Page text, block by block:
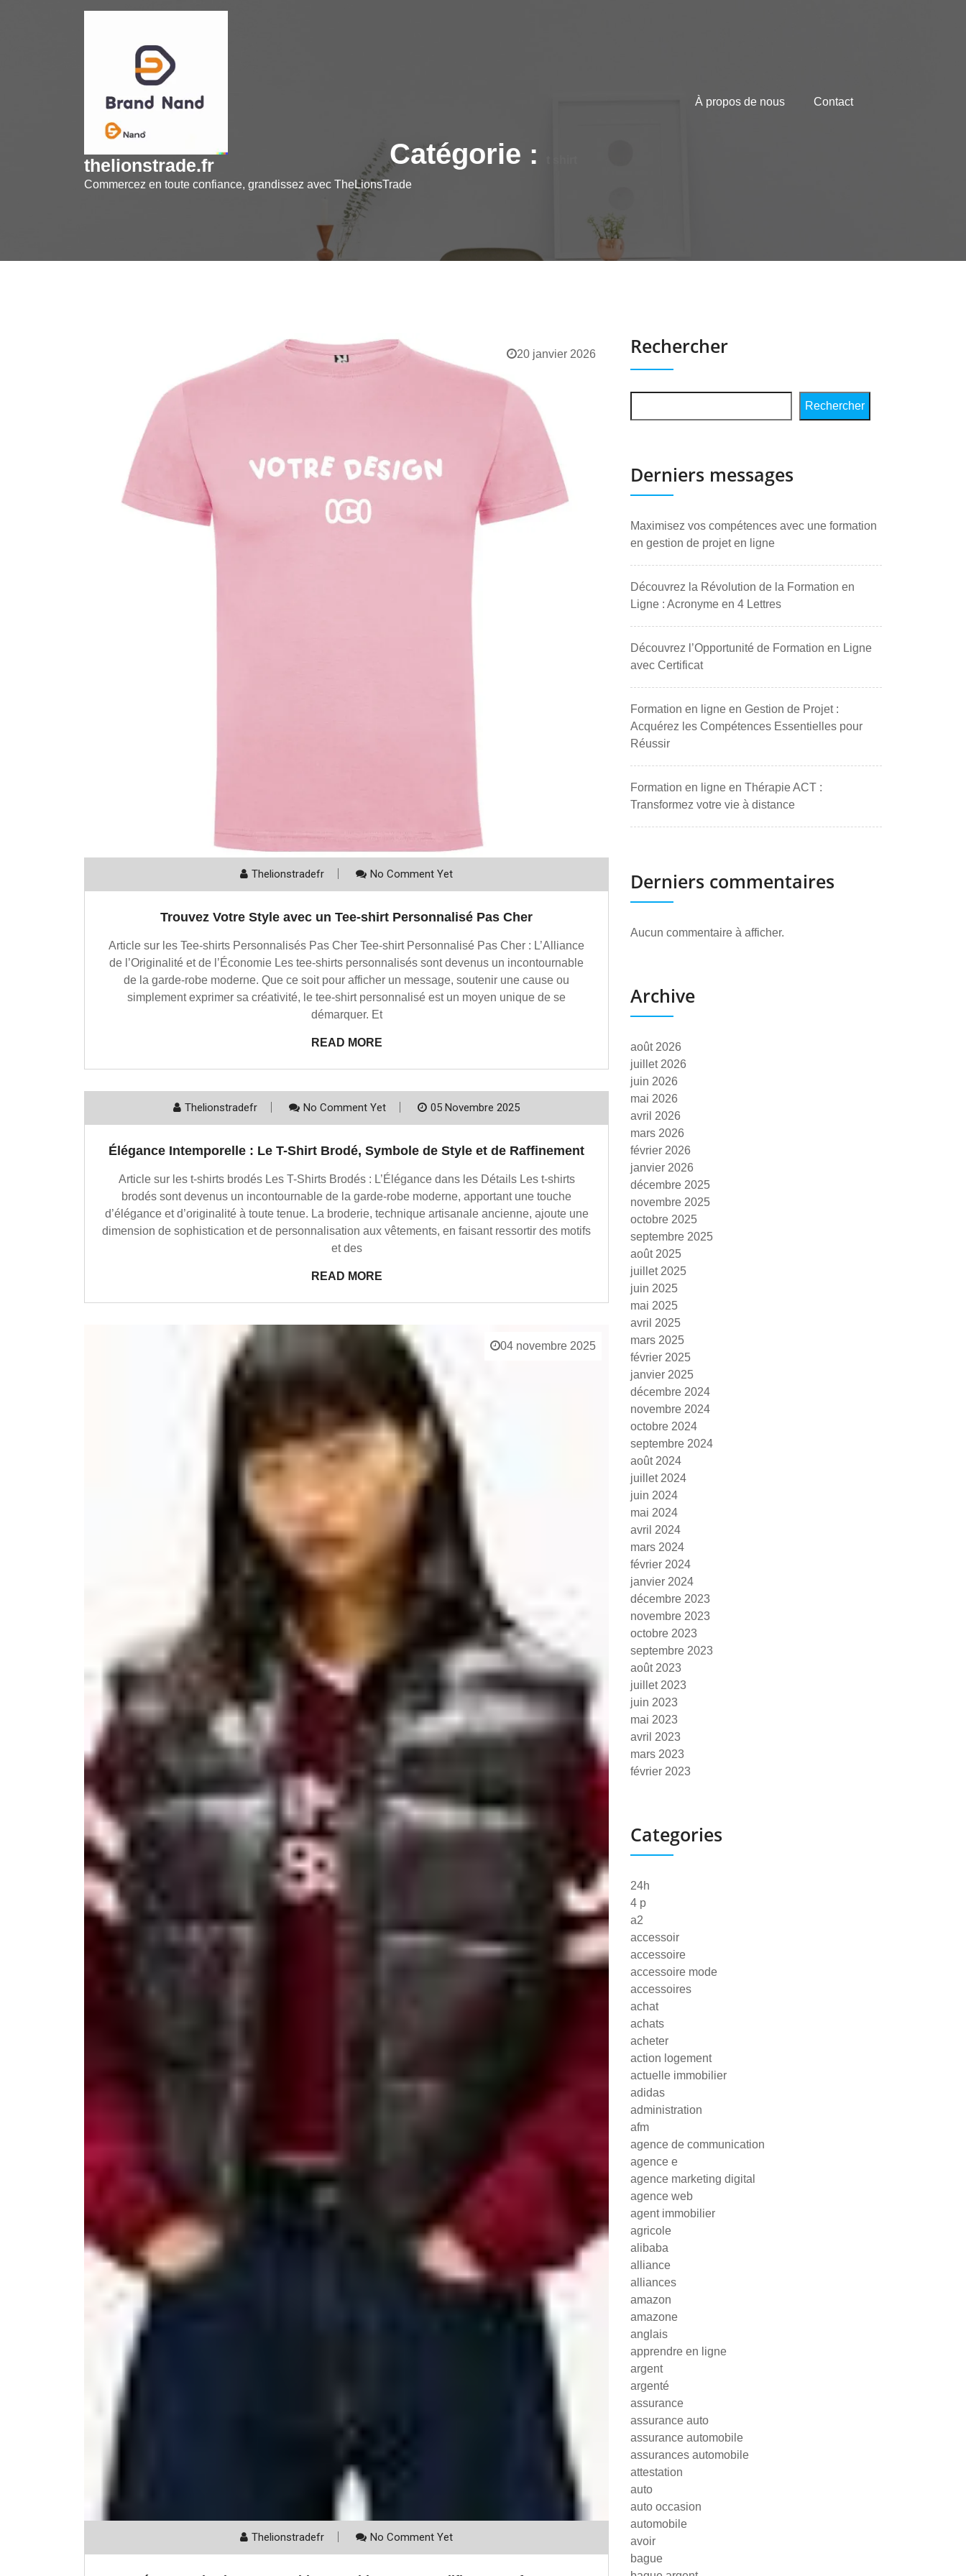
thelionstrade.fr
Commercez en toute confiance, grandissez avec TheLionsTrade
À propos de nous Contact
Catégorie :
20 janvier 2026
Thelionstradefr No Comment Yet
Trouvez Votre Style avec un Tee-shirt Personnalisé Pas Cher
Article sur les Tee-shirts Personnalisés Pas Cher Tee-shirt Personnalisé Pas Cher : L’Alliance
de l’Originalité et de l’Économie Les tee-shirts personnalisés sont devenus un incontournable
de la garde-robe moderne. Que ce soit pour afficher un message, soutenir une cause ou
simplement exprimer sa créativité, le tee-shirt personnalisé est un moyen unique de se
démarquer. Et
READ MORE
Thelionstradefr No Comment Yet 05 Novembre 2025
Élégance Intemporelle : Le T-Shirt Brodé, Symbole de Style et de Raffinement
Article sur les t-shirts brodés Les T-Shirts Brodés : L’Élégance dans les Détails Les t-shirts
brodés sont devenus un incontournable de la garde-robe moderne, apportant une touche
d’élégance et d’originalité à toute tenue. La broderie, technique artisanale ancienne, ajoute une
dimension de sophistication et de personnalisation aux vêtements, en faisant ressortir des motifs
et des
READ MORE
04 novembre 2025
Thelionstradefr No Comment Yet
Rechercher
Rechercher
Derniers messages
Maximisez vos compétences avec une formation
en gestion de projet en ligne
Découvrez la Révolution de la Formation en
Ligne : Acronyme en 4 Lettres
Découvrez l’Opportunité de Formation en Ligne
avec Certificat
Formation en ligne en Gestion de Projet :
Acquérez les Compétences Essentielles pour
Réussir
Formation en ligne en Thérapie ACT :
Transformez votre vie à distance
Derniers commentaires
Aucun commentaire à afficher.
Archive
août 2026
juillet 2026
juin 2026
mai 2026
avril 2026
mars 2026
février 2026
janvier 2026
décembre 2025
novembre 2025
octobre 2025
septembre 2025
août 2025
juillet 2025
juin 2025
mai 2025
avril 2025
mars 2025
février 2025
janvier 2025
décembre 2024
novembre 2024
octobre 2024
septembre 2024
août 2024
juillet 2024
juin 2024
mai 2024
avril 2024
mars 2024
février 2024
janvier 2024
décembre 2023
novembre 2023
octobre 2023
septembre 2023
août 2023
juillet 2023
juin 2023
mai 2023
avril 2023
mars 2023
février 2023
Categories
24h
4 p
a2
accessoir
accessoire
accessoire mode
accessoires
achat
achats
acheter
action logement
actuelle immobilier
adidas
administration
afm
agence de communication
agence e
agence marketing digital
agence web
agent immobilier
agricole
alibaba
alliance
alliances
amazon
amazone
anglais
apprendre en ligne
argent
argenté
assurance
assurance auto
assurance automobile
assurances automobile
attestation
auto
auto occasion
automobile
avoir
bague